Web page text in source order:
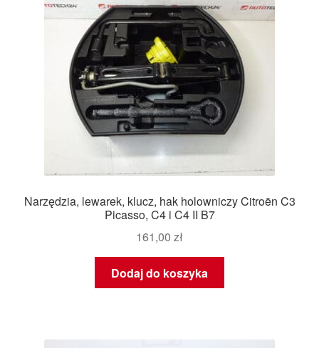
Narzędzia, lewarek, klucz, hak holowniczy Citroën C3
Picasso, C4 i C4 II B7
161,00 zł
Dodaj do koszyka